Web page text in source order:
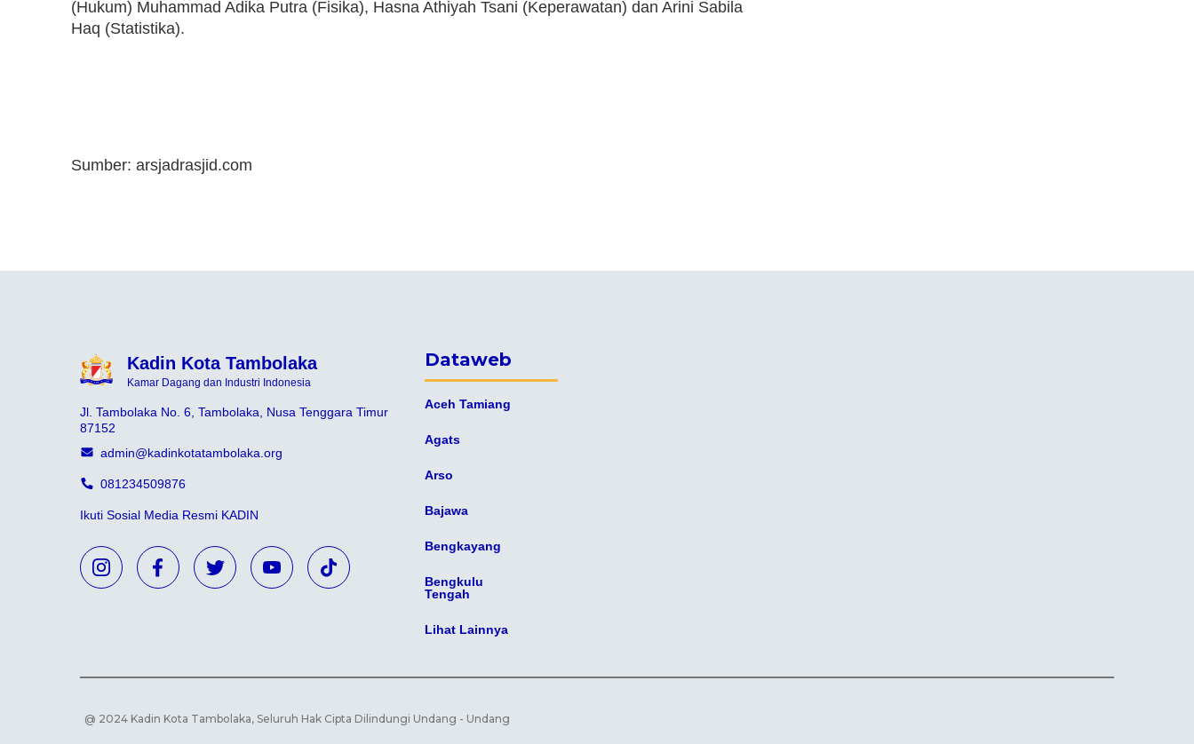
(Hukum) Muhammad Adika Putra (Fisika), Hasna Athiyah Tsani (Keperawatan) dan Arini Sabila
Haq (Statistika).
Sumber: arsjadrasjid.com
Kadin Kota Tambolaka
Kamar Dagang dan Industri Indonesia
Jl. Tambolaka No. 6, Tambolaka, Nusa Tenggara Timur
87152
admin@kadinkotatambolaka.org
081234509876
Ikuti Sosial Media Resmi KADIN
Dataweb
Aceh Tamiang
Agats
Arso
Bajawa
Bengkayang
Bengkulu
Tengah
Lihat Lainnya
@ 2024 Kadin Kota Tambolaka, Seluruh Hak Cipta Dilindungi Undang - Undang